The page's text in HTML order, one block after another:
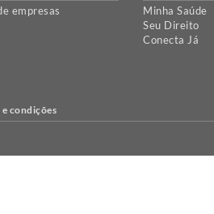
empresas
Minha Saúde
Seu Direito
Conecta Já
e condições